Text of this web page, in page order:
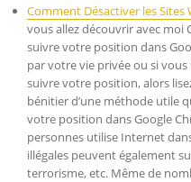
Comment Désactiver les
vous allez découvrir avec moi
suivre votre position dans
par votre vie privée ou si
suivre votre position, alors
bénitier d’une méthode utile
votre position dans Google
personnes utilise Internet
illégales peuvent également
terrorisme, etc. Même de